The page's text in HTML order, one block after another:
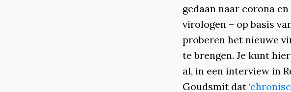
gedaan naar corona
virologen – op basis
proberen het nieuwe
te brengen. Je kunt
al, in een interview in
Goudsmit dat